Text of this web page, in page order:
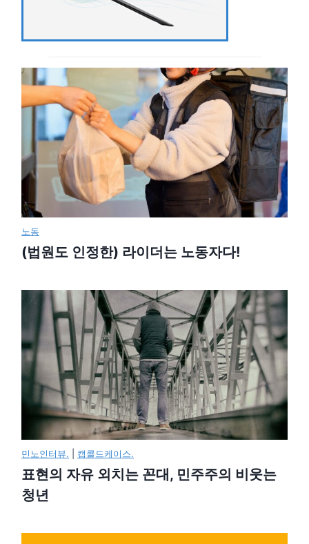
노동
(법원도 인정한) 라이더는 노동자다!
민노인터뷰. 캡콜드케이스.
표현의 자유 외치는 꼰대, 민주주의 비웃는
청년